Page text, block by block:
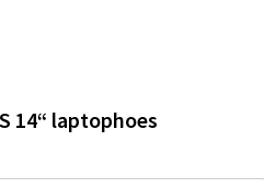
14“ laptophoes